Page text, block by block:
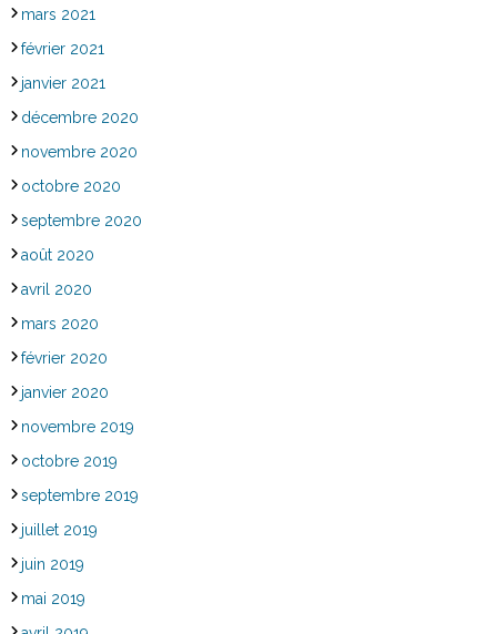
mars 2021
février 2021
janvier 2021
décembre 2020
novembre 2020
octobre 2020
septembre 2020
août 2020
avril 2020
mars 2020
février 2020
janvier 2020
novembre 2019
octobre 2019
septembre 2019
juillet 2019
juin 2019
mai 2019